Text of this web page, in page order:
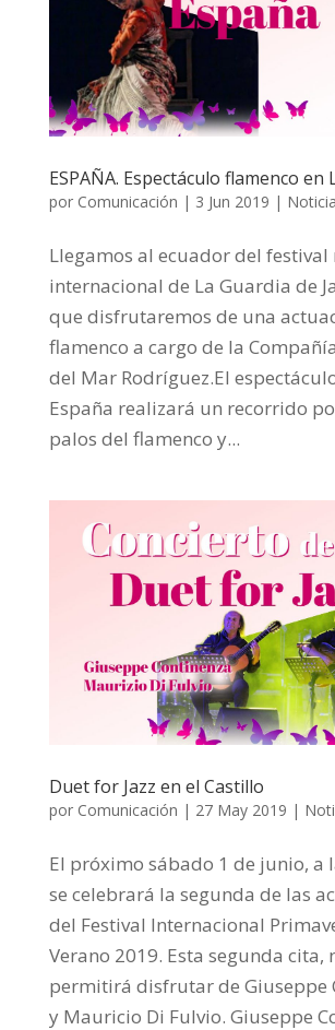
ESPAÑA. Espectáculo flamenco en
por Comunicación | 3 Jun 2019 |
Llegamos al ecuador del festival
internacional de La Guardia de
que disfrutaremos de una
flamenco a cargo de la
del Mar Rodríguez.El
España realizará un recorrido
palos del flamenco y...
Duet for Jazz en el Castillo
por Comunicación | 27 May 2019 |
El próximo sábado 1 de junio, a
se celebrará la segunda de las
del Festival Internacional
Verano 2019. Esta segunda cita,
permitirá disfrutar de Giuseppe
y Mauricio Di Fulvio. Giuseppe